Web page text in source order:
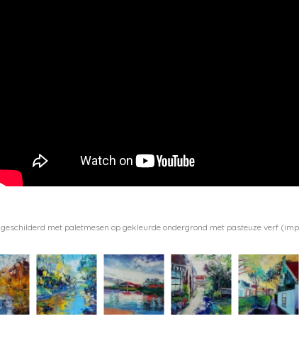
geschilderd met paletmesen op gekleurde ondergrond met pasteuze verf